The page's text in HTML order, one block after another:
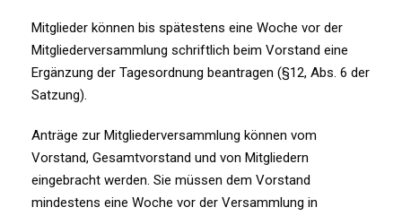
Mitglieder können bis spätestens eine Woche vor der
Mitgliederversammlung schriftlich beim Vorstand eine
Ergänzung der Tagesordnung beantragen (§12, Abs. 6 der
Satzung).
Anträge zur Mitgliederversammlung können vom
Vorstand, Gesamtvorstand und von Mitgliedern
eingebracht werden. Sie müssen dem Vorstand
mindestens eine Woche vor der Versammlung in